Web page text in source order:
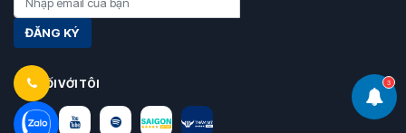
3
ĐĂNG KÝ
KẾT NỐI VỚI TÔI